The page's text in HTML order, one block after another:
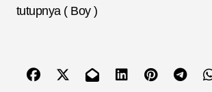
tutupnya ( Boy )